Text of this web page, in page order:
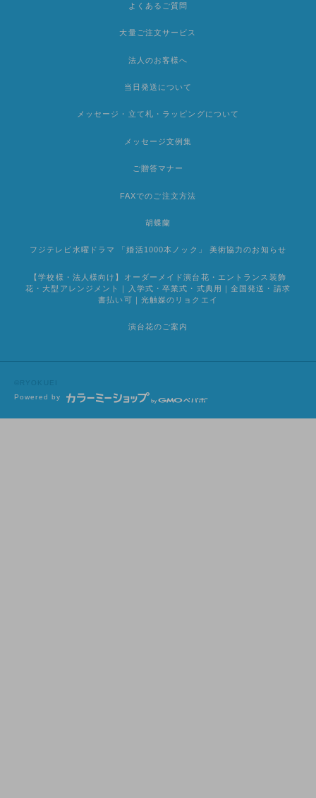
よくあるご質問
大量ご注文サービス
法人のお客様へ
当日発送について
メッセージ・立て札・ラッピングについて
メッセージ文例集
ご贈答マナー
FAXでのご注文方法
胡蝶蘭
フジテレビ水曜ドラマ 「婚活1000本ノック」 美術協力のお知らせ
【学校様・法人様向け】オーダーメイド演台花・エントランス装飾
花・大型アレンジメント｜入学式・卒業式・式典用｜全国発送・請求
書払い可｜光触媒のリョクエイ
演台花のご案内
©RYOKUEI
Powered by